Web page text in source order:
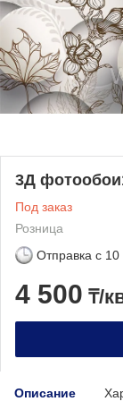
3Д
Под заказ
Розница
Отправка с 10
4 500 ₸/
Описание